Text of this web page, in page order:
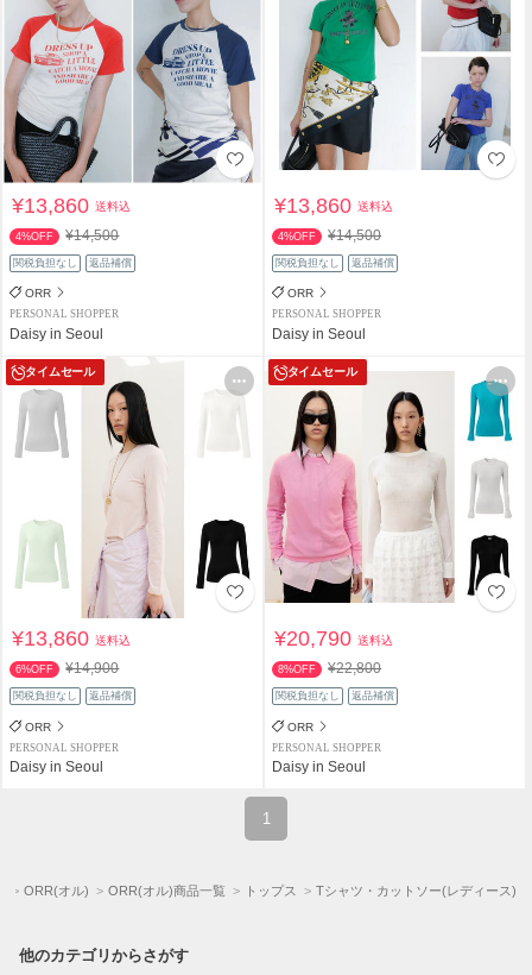
¥13,860送料込
4%OFF ¥14,500
関税負担なし 返品補償
ORR
PERSONAL SHOPPER
Daisy in Seoul
¥13,860送料込
4%OFF ¥14,500
関税負担なし 返品補償
ORR
PERSONAL SHOPPER
Daisy in Seoul
タイムセール
¥13,860送料込
6%OFF ¥14,900
関税負担なし 返品補償
ORR
PERSONAL SHOPPER
Daisy in Seoul
タイムセール
¥20,790送料込
8%OFF ¥22,800
関税負担なし 返品補償
ORR
PERSONAL SHOPPER
Daisy in Seoul
1
ORR(オル) ORR(オル)商品一覧 トップス Tシャツ・カットソー(レディース)
他のカテゴリからさがす